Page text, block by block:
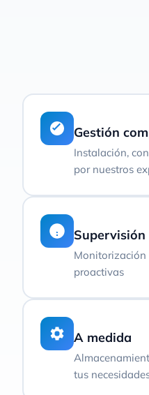
Gestión
Instalación,
por nuestros
Supervisión
Monitorización
proactivas
A medida
tus